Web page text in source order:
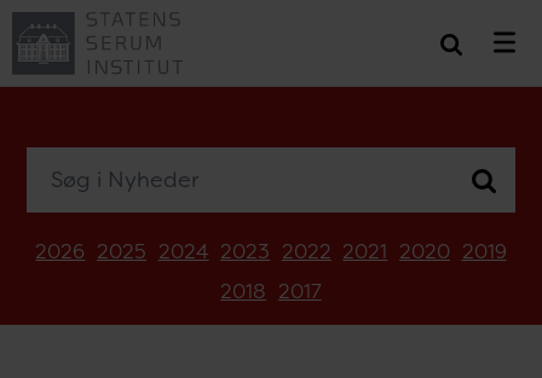
2026 2025 2024 2023 2022 2021 2020 2019
2018 2017